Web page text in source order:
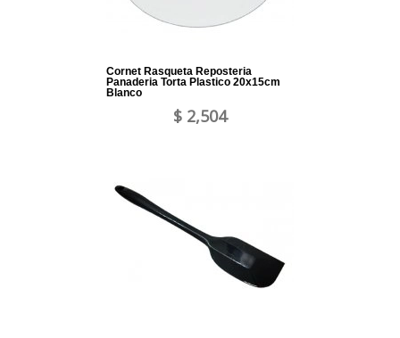
Cornet Rasqueta Reposteria
Panaderia Torta Plastico 20x15cm
Blanco
$ 2,504